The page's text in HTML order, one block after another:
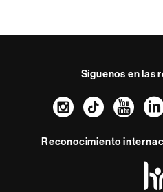
Síguenos en las
Reconocimiento